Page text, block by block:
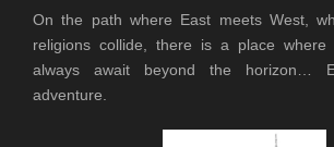
On the path where East meets West,
religions collide, there is a place where
always await beyond the horizon…
adventure.